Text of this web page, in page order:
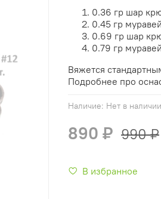
Наличие: Нет в наличии
890 ₽ 990 ₽
В избранное
0.36 гр шар
0.45 гр
0.69 гр шар
0.79 гр
Вяжется
Подробнее про